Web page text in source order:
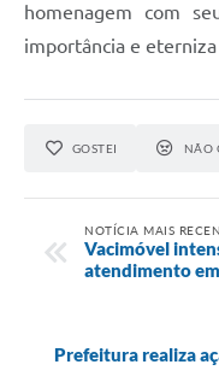
homenagem com
importância e
GOSTEI NÃO
NOTÍCIA MAIS
Vacimóvel
atendimento
Prefeitura realiza